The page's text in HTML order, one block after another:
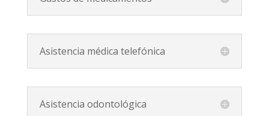
Asistencia médica telefónica
Asistencia odontológica